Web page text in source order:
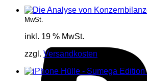
MwSt.
inkl. 19 % MwSt.
zzgl. Versandkosten